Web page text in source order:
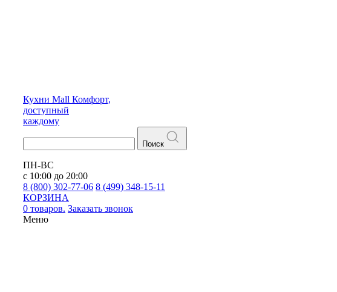
Кухни Mall Комфорт,
доступный
каждому
Поиск
ПН-ВС
с 10:00 до 20:00
8 (800) 302-77-06 8 (499) 348-15-11
КОРЗИНА
0 товаров. Заказать звонок
Меню